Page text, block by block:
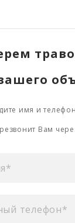
имя и
Вам